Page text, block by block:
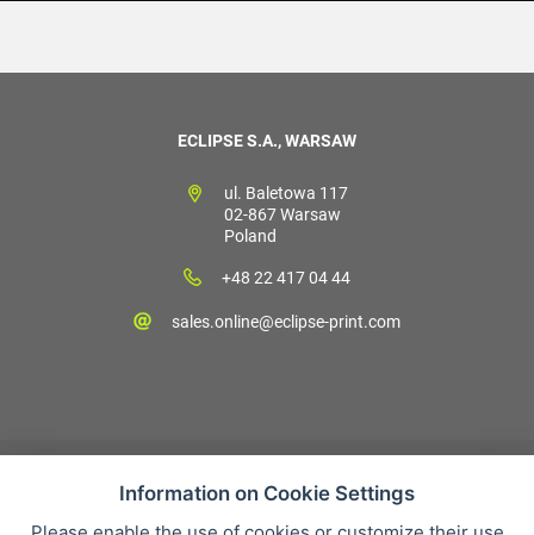
ECLIPSE S.A., WARSAW
ul. Baletowa 117
02-867 Warsaw
Poland
+48 22 417 04 44
sales.online@eclipse-print.com
Information on Cookie Settings